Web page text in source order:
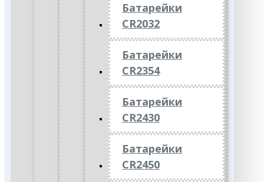
Батарейки
CR2032
Батарейки
CR2354
Батарейки
CR2430
Батарейки
CR2450